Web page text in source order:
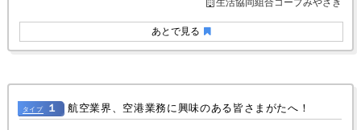
あとで見る
生活協同組合コープみやざき
タイプ １ 航空業界、空港業務に興味のある皆さまがたへ！